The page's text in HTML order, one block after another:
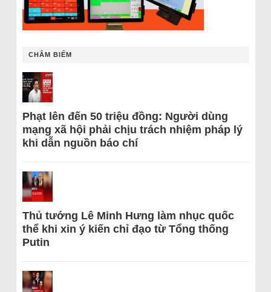
CHÂM BIẾM
Phạt lên đến 50 triệu đồng: Người dùng
mạng xã hội phải chịu trách nhiệm pháp lý
khi dẫn nguồn báo chí
Thủ tướng Lê Minh Hưng làm nhục quốc
thể khi xin ý kiến chỉ đạo từ Tổng thống
Putin